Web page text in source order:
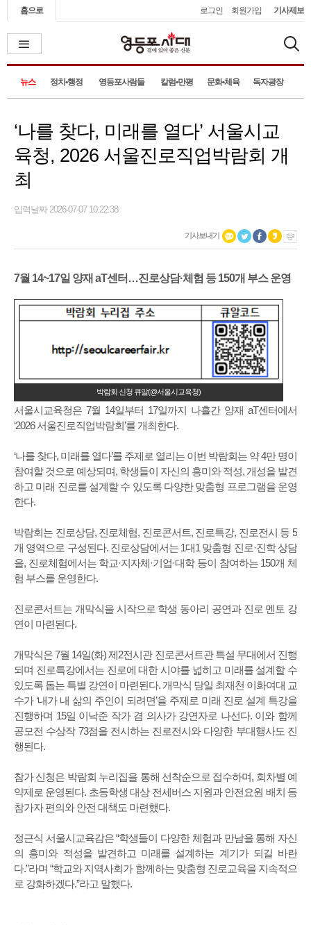
홈으로 로그인 회원가입 기사제보
뉴스 정치•행정 영등포사람들 칼럼•만평 문화•체육 독자광장
‘나를 찾다, 미래를 열다’ 서울시교
육청, 2026 서울진로직업박람회 개
최
입력날짜 2026-07-07 10:22:38
기사보내기
7월 14~17일 양재 aT센터…진로상담·체험 등 150개 부스 운영
박람회 신청 큐알(@서울시교육청)
서울시교육청은 7월 14일부터 17일까지 나흘간 양재 aT센터에서
‘2026 서울진로직업박람회’를 개최한다.
‘나를 찾다, 미래를 열다’를 주제로 열리는 이번 박람회는 약 4만 명이
참여할 것으로 예상되며, 학생들이 자신의 흥미와 적성, 개성을 발견
하고 미래 진로를 설계할 수 있도록 다양한 맞춤형 프로그램을 운영
한다.
박람회는 진로상담, 진로체험, 진로콘서트, 진로특강, 진로전시 등 5
개 영역으로 구성된다. 진로상담에서는 1대1 맞춤형 진로·진학 상담
을, 진로체험에서는 학교·지자체·기업·대학 등이 참여하는 150개 체
험 부스를 운영한다.
진로콘서트는 개막식을 시작으로 학생 동아리 공연과 진로 멘토 강
연이 마련된다.
개막식은 7월 14일(화) 제2전시관 진로콘서트관 특설 무대에서 진행
되며 진로특강에서는 진로에 대한 시야를 넓히고 미래를 설계할 수
있도록 돕는 특별 강연이 마련된다. 개막식 당일 최재천 이화여대 교
수가 ‘내가 내 삶의 주인이 되려면’을 주제로 미래 진로 설계 특강을
진행하며 15일 이낙준 작가 겸 의사가 강연자로 나선다. 이와 함께
공모전 수상작 73점을 전시하는 진로전시와 다양한 부대행사도 진
행된다.
참가 신청은 박람회 누리집을 통해 선착순으로 접수하며, 회차별 예
약제로 운영된다. 초등학생 대상 전세버스 지원과 안전요원 배치 등
참가자 편의와 안전 대책도 마련했다.
정근식 서울시교육감은 “학생들이 다양한 체험과 만남을 통해 자신
의 흥미와 적성을 발견하고 미래를 설계하는 계기가 되길 바란
다.”라며 “학교와 지역사회가 함께하는 맞춤형 진로교육을 지속적으
로 강화하겠다.”라고 말했다.